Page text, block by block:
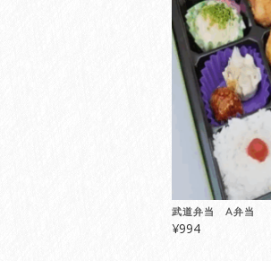
武道弁当 A弁当
¥994